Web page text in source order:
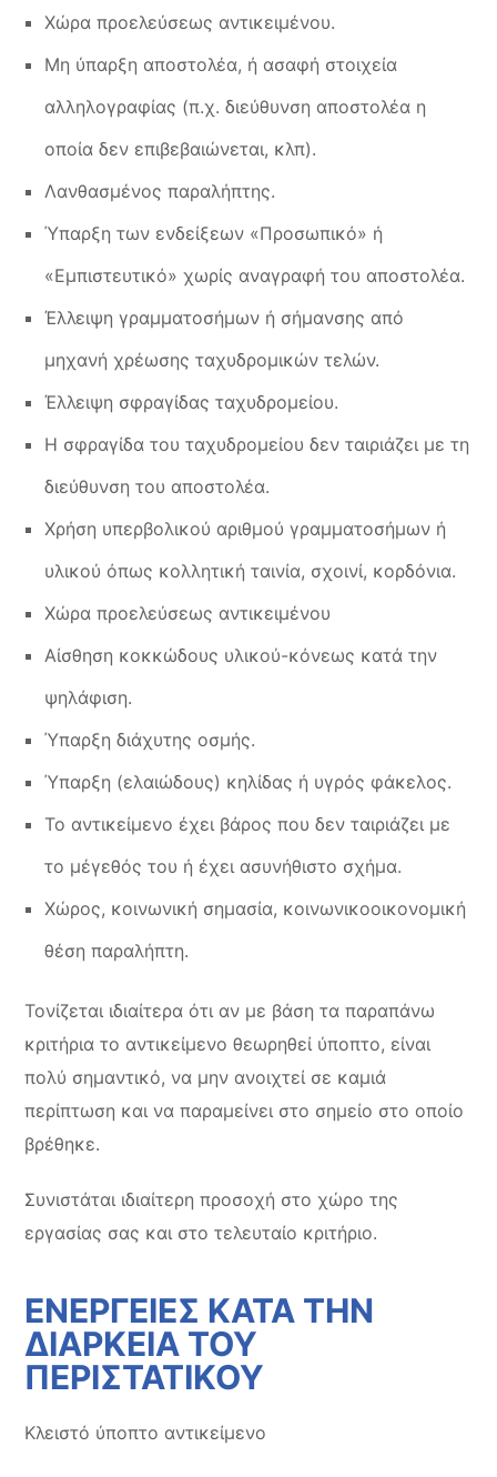
Χώρα προελεύσεως αντικειμένου.
Μη ύπαρξη αποστολέα, ή ασαφή στοιχεία
αλληλογραφίας (π.χ. διεύθυνση αποστολέα η
οποία δεν επιβεβαιώνεται, κλπ).
Λανθασμένος παραλήπτης.
Ύπαρξη των ενδείξεων «Προσωπικό» ή
«Εμπιστευτικό» χωρίς αναγραφή του αποστολέα.
Έλλειψη γραμματοσήμων ή σήμανσης από
μηχανή χρέωσης ταχυδρομικών τελών.
Έλλειψη σφραγίδας ταχυδρομείου.
Η σφραγίδα του ταχυδρομείου δεν ταιριάζει με τη
διεύθυνση του αποστολέα.
Χρήση υπερβολικού αριθμού γραμματοσήμων ή
υλικού όπως κολλητική ταινία, σχοινί, κορδόνια.
Χώρα προελεύσεως αντικειμένου
Αίσθηση κοκκώδους υλικού-κόνεως κατά την
ψηλάφιση.
Ύπαρξη διάχυτης οσμής.
Ύπαρξη (ελαιώδους) κηλίδας ή υγρός φάκελος.
Το αντικείμενο έχει βάρος που δεν ταιριάζει με
το μέγεθός του ή έχει ασυνήθιστο σχήμα.
Χώρος, κοινωνική σημασία, κοινωνικοοικονομική
θέση παραλήπτη.
Τονίζεται ιδιαίτερα ότι αν με βάση τα παραπάνω
κριτήρια το αντικείμενο θεωρηθεί ύποπτο, είναι
πολύ σημαντικό, να μην ανοιχτεί σε καμιά
περίπτωση και να παραμείνει στο σημείο στο οποίο
βρέθηκε.
Συνιστάται ιδιαίτερη προσοχή στο χώρο της
εργασίας σας και στο τελευταίο κριτήριο.
ΕΝΕΡΓΕΙΕΣ ΚΑΤΑ ΤΗΝ
ΔΙΑΡΚΕΙΑ ΤΟΥ
ΠΕΡΙΣΤΑΤΙΚΟΥ
Κλειστό ύποπτο αντικείμενο